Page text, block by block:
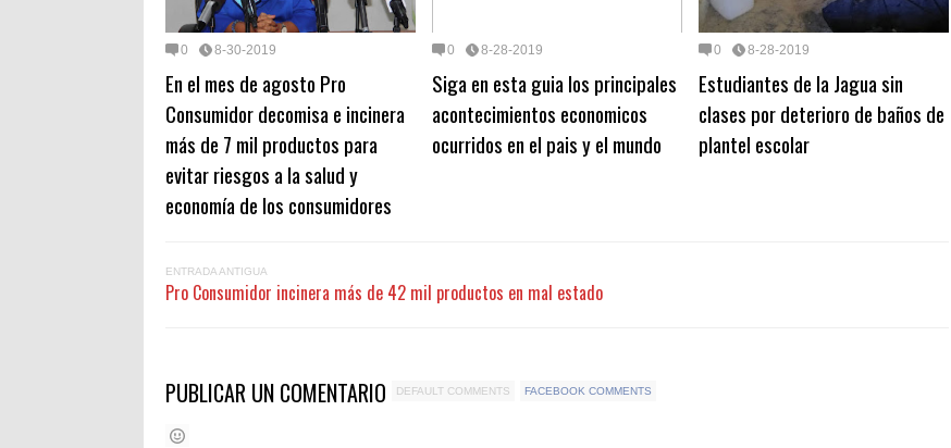
0 8-30-2019
En el mes de agosto Pro
Consumidor decomisa e incinera
más de 7 mil productos para
evitar riesgos a la salud y
economía de los consumidores
0 8-28-2019
Siga en esta guia los principales
acontecimientos economicos
ocurridos en el pais y el mundo
0 8-28-2019
Estudiantes de la Jagua sin
clases por deterioro de baños de
plantel escolar
ENTRADA ANTIGUA
Pro Consumidor incinera más de 42 mil productos en mal estado
PUBLICAR UN COMENTARIO DEFAULT COMMENTS FACEBOOK COMMENTS